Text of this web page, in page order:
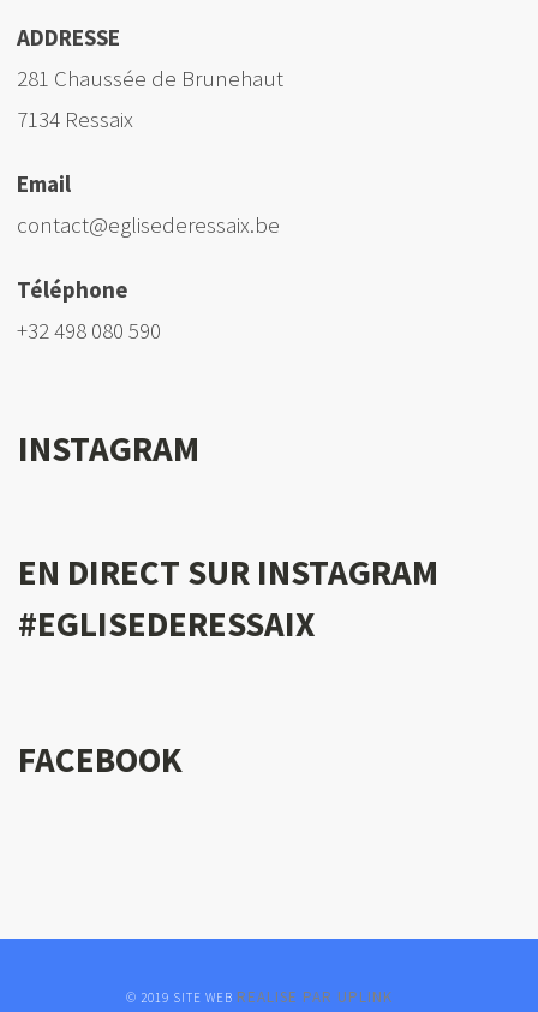
ADDRESSE
281 Chaussée de Brunehaut
7134 Ressaix
Email
contact@eglisederessaix.be
Téléphone
+32 498 080 590
INSTAGRAM
EN DIRECT SUR INSTAGRAM
#EGLISEDERESSAIX
FACEBOOK
© 2019 SITE WEB REALISE PAR UPLINK